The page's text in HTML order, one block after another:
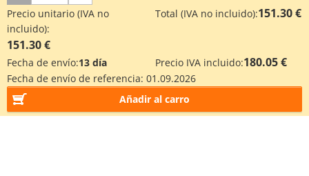
Precio unitario (IVA no
incluido):
151.30 €
Total (IVA no incluido):151.30 €
Fecha de envío:13 día Precio IVA incluido:180.05 €
Fecha de envío de referencia: 01.09.2026
Añadir al carro